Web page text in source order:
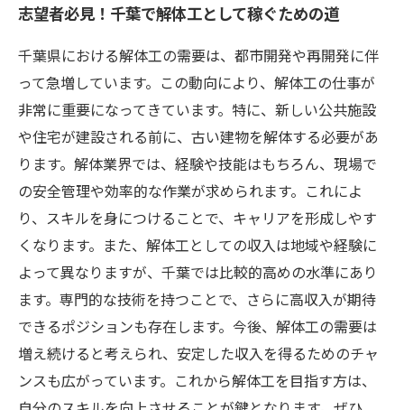
志望者必見！千葉で解体工として稼ぐための道
千葉県における解体工の需要は、都市開発や再開発に伴
って急増しています。この動向により、解体工の仕事が
非常に重要になってきています。特に、新しい公共施設
や住宅が建設される前に、古い建物を解体する必要があ
ります。解体業界では、経験や技能はもちろん、現場で
の安全管理や効率的な作業が求められます。これによ
り、スキルを身につけることで、キャリアを形成しやす
くなります。また、解体工としての収入は地域や経験に
よって異なりますが、千葉では比較的高めの水準にあり
ます。専門的な技術を持つことで、さらに高収入が期待
できるポジションも存在します。今後、解体工の需要は
増え続けると考えられ、安定した収入を得るためのチャ
ンスも広がっています。これから解体工を目指す方は、